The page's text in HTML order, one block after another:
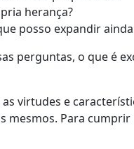
herança?
posso expandir
perguntas, o que é
virtudes e
mesmos. Para